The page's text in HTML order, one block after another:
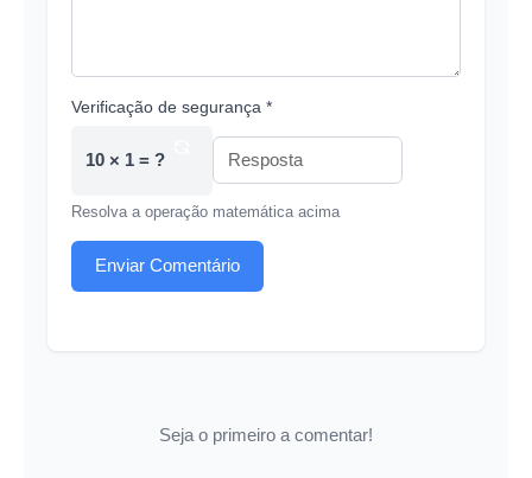
Verificação de segurança *
10 × 1 = ?
Resolva a operação matemática acima
Enviar Comentário
Seja o primeiro a comentar!